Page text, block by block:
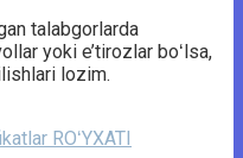
talabgorlarda
yoki e’tirozlar boʻlsa,
lozim.
ROʻYXATI